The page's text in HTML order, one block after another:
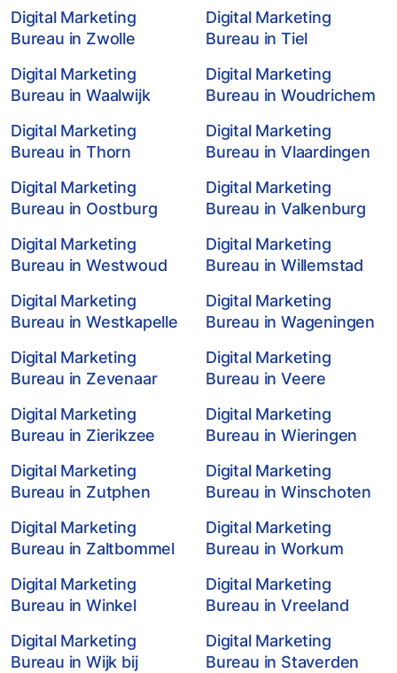
Digital Marketing
Bureau in Zwolle
Digital Marketing
Bureau in Tiel
Digital Marketing
Bureau in Waalwijk
Digital Marketing
Bureau in Woudrichem
Digital Marketing
Bureau in Thorn
Digital Marketing
Bureau in Vlaardingen
Digital Marketing
Bureau in Oostburg
Digital Marketing
Bureau in Valkenburg
Digital Marketing
Bureau in Westwoud
Digital Marketing
Bureau in Willemstad
Digital Marketing
Bureau in Westkapelle
Digital Marketing
Bureau in Wageningen
Digital Marketing
Bureau in Zevenaar
Digital Marketing
Bureau in Veere
Digital Marketing
Bureau in Zierikzee
Digital Marketing
Bureau in Wieringen
Digital Marketing
Bureau in Zutphen
Digital Marketing
Bureau in Winschoten
Digital Marketing
Bureau in Zaltbommel
Digital Marketing
Bureau in Workum
Digital Marketing
Bureau in Winkel
Digital Marketing
Bureau in Vreeland
Digital Marketing
Bureau in Wijk bij
Digital Marketing
Bureau in Staverden